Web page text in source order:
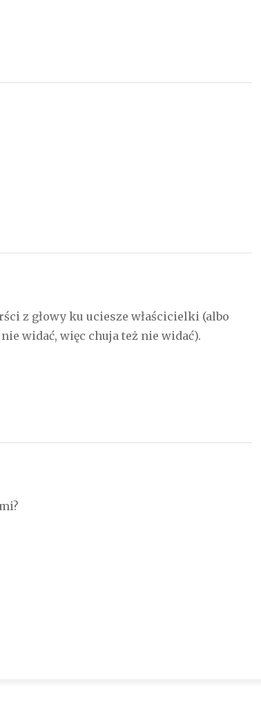
z głowy ku uciesze właścicielki (albo
widać, więc chuja też nie widać).